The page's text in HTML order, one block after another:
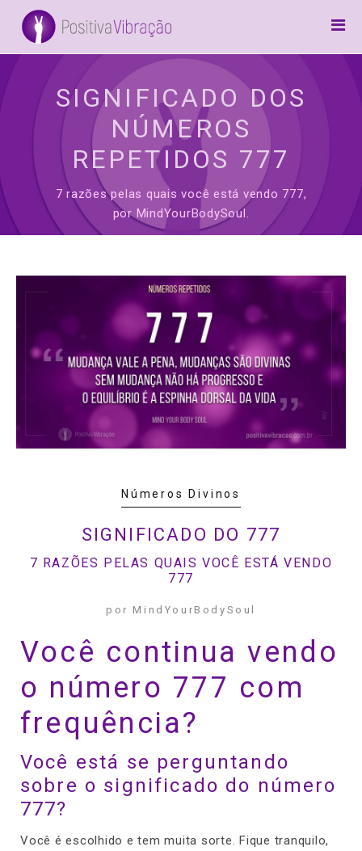
Home
Canalizações
Arcanjos
Inspiração
5D / Awake
SIGNIFICADO DOS
NÚMEROS
REPETIDOS 777
7 razões pelas quais você está vendo 777,
por MindYourBodySoul.
Números Divinos
SIGNIFICADO DO 777
7 RAZÕES PELAS QUAIS VOCÊ ESTÁ VENDO
777
por MindYourBodySoul
Você continua vendo
o número 777 com
frequência?
Você está se perguntando
sobre o significado do número
777?
Você é escolhido e tem muita sorte. Fique tranquilo,